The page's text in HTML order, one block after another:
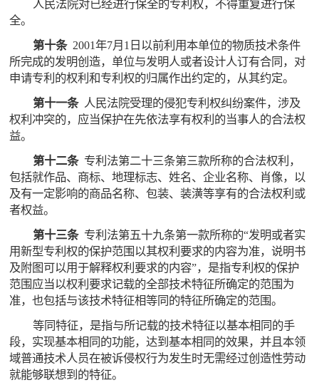
人民法院对已经进行保全的专利权，不得重复进行保
全。
第十条 2001年7月1日以前利用本单位的物质技术条件
所完成的发明创造，单位与发明人或者设计人订有合同，对
申请专利的权利和专利权的归属作出约定的，从其约定。
第十一条 人民法院受理的侵犯专利权纠纷案件，涉及
权利冲突的，应当保护在先依法享有权利的当事人的合法权
益。
第十二条 专利法第二十三条第三款所称的合法权利，
包括就作品、商标、地理标志、姓名、企业名称、肖像，以
及有一定影响的商品名称、包装、装潢等享有的合法权利或
者权益。
第十三条 专利法第五十九条第一款所称的“发明或者实
用新型专利权的保护范围以其权利要求的内容为准，说明书
及附图可以用于解释权利要求的内容”，是指专利权的保护
范围应当以权利要求记载的全部技术特征所确定的范围为
准，也包括与该技术特征相等同的特征所确定的范围。
等同特征，是指与所记载的技术特征以基本相同的手
段，实现基本相同的功能，达到基本相同的效果，并且本领
域普通技术人员在被诉侵权行为发生时无需经过创造性劳动
就能够联想到的特征。